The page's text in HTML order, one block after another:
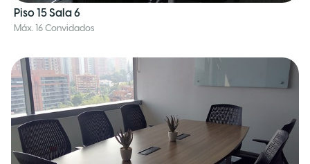
Piso 15 Sala 6
Máx. 16 Convidados